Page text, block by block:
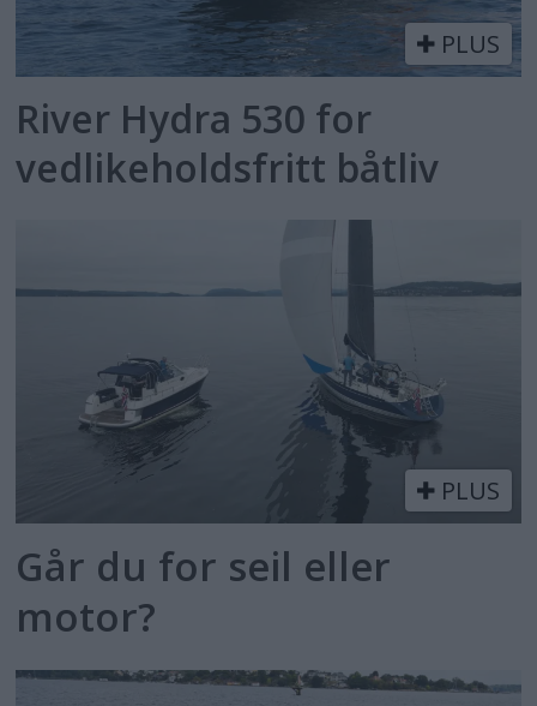
PLUS
River Hydra 530 for
vedlikeholdsfritt båtliv
PLUS
Går du for seil eller
motor?